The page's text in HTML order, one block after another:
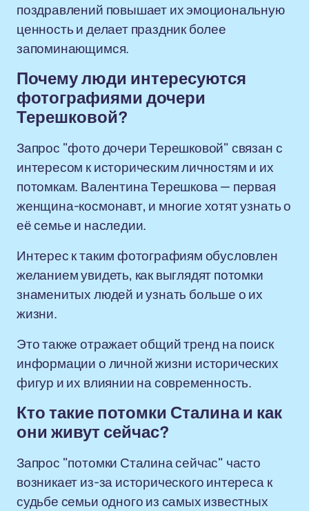
поздравлений повышает их эмоциональную
ценность и делает праздник более
запоминающимся.
Почему люди интересуются
фотографиями дочери
Терешковой?
Запрос "фото дочери Терешковой" связан с
интересом к историческим личностям и их
потомкам. Валентина Терешкова — первая
женщина-космонавт, и многие хотят узнать о
её семье и наследии.
Интерес к таким фотографиям обусловлен
желанием увидеть, как выглядят потомки
знаменитых людей и узнать больше о их
жизни.
Это также отражает общий тренд на поиск
информации о личной жизни исторических
фигур и их влиянии на современность.
Кто такие потомки Сталина и как
они живут сейчас?
Запрос "потомки Сталина сейчас" часто
возникает из-за исторического интереса к
судьбе семьи одного из самых известных